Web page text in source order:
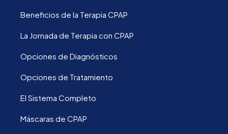
Beneficios de la Terapia CPAP
La Jornada de Terapia con CPAP
Opciones de Diagnósticos
Opciones de Tratamiento
El Sistema Completo
Máscaras de CPAP